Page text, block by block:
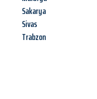
Sakarya
Sivas
Trabzon